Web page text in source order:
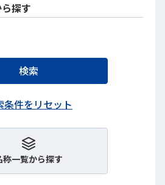
探す
称一覧から探す